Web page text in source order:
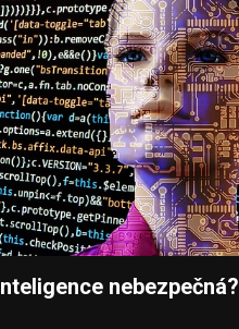
nebezpečná?